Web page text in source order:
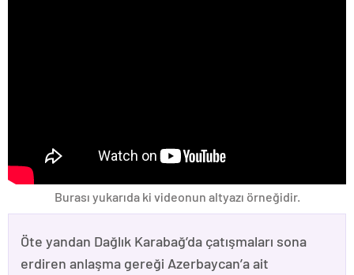
Burası yukarıda ki videonun altyazı örneğidir.
Öte yandan Dağlık Karabağ’da çatışmaları sona
erdiren anlaşma gereği Azerbaycan’a ait